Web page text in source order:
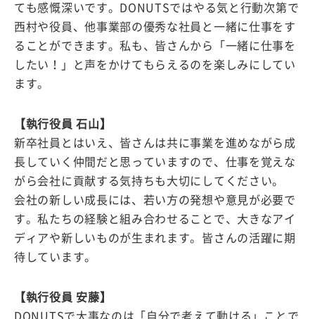
ても感慨深いです。DONUTSではやる気と行動次第で
西村や役員、他事業部の優秀な社員と一緒に仕事をす
ることができます。私も、皆さんから「一緒に仕事を
したい！」と声をかけてもらえるのを楽しみにしてい
ます。
【執行役員 石山】
新卒社員とはいえ、皆さんは共に事業を進めながら成
長していく仲間だと思っていますので、仕事を覚えな
がら会社に貢献する気持ちも大切にしてください。
会社の新しい成長には、若い方の発想や意見が必要で
す。私たちの経験と組み合わせることで、大きなアイ
ディアや新しいものが生まれます。皆さんの活躍に期
待しています。
【執行役員 安藤】
DONUTSで大事なのは「自分で考えて動ける」ことで